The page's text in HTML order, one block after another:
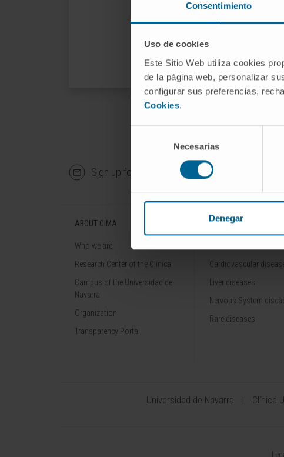
Consentimiento
Uso de cookies
Este Sitio Web utiliza cookies
de la página web, personalizar
configurar sus preferencias,
Cookies.
consentimiento
Necesarias
Denegar
Sign up for our newsletter
ABOUT CIMA
Who we are
Research Center of the Clinica
Campus of the Universidad de
Navarra
Organization
Transparency Portal
DISEASES
Cardiovascular
Liver diseases
Nervous System
Rare diseases
Universidad de Navarra Clínica